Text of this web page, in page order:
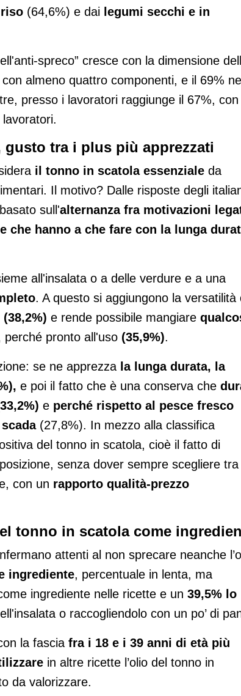
(64,6%) e dai legumi secchi e in
spreco” cresce con la dimensione
almeno quattro componenti, e il 69%
presso i lavoratori raggiunge il 67%, con
tra i plus più apprezzati
il tonno in scatola essenziale da
Il motivo? Dalle risposte degli
sull'alternanza fra motivazioni
che hanno a che fare con la lunga
all'insalata o a delle verdure e a una
. A questo si aggiungono la versatilità
e rende possibile mangiare
perché pronto all'uso (35,9%).
se ne apprezza la lunga durata, la
e poi il fatto che è una conserva che
e perché rispetto al pesce fresco
(27,8%). In mezzo alla classifica
del tonno in scatola, cioè il fatto di
senza dover sempre scegliere tra
con un rapporto qualità-prezzo
tonno in scatola come
attenti al non sprecare neanche
ingrediente, percentuale in lenta, ma
ingrediente nelle ricette e un 39,5% lo
o raccogliendolo con un po’ di
la fascia fra i 18 e i 39 anni di età più
in altre ricette l’olio del tonno in
da valorizzare.